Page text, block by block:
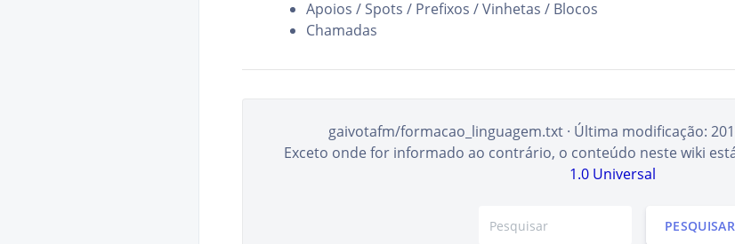
Apoios / Spots / Prefixos / Vinhetas / Blocos
Chamadas
gaivotafm/formacao_linguagem.txt · Última modificação:
Exceto onde for informado ao contrário, o conteúdo neste wiki
1.0 Universal
PESQUISAR